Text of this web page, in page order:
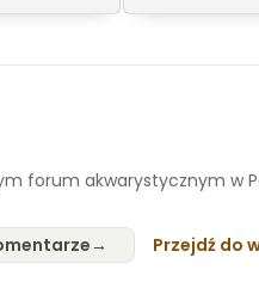
forum akwarystycznym w
Przejdź do